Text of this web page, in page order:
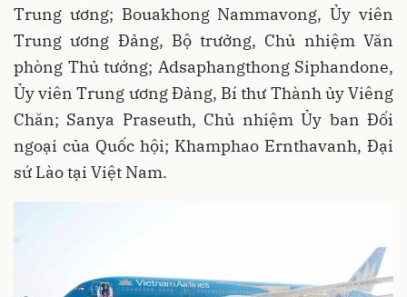
Trung ương; Bouakhong Nammavong, Ủy viên
Trung ương Đảng, Bộ trưởng, Chủ nhiệm Văn
phòng Thủ tướng; Adsaphangthong Siphandone,
Ủy viên Trung ương Đảng, Bí thư Thành ủy Viêng
Chăn; Sanya Praseuth, Chủ nhiệm Ủy ban Đối
ngoại của Quốc hội; Khamphao Ernthavanh, Đại
sứ Lào tại Việt Nam.